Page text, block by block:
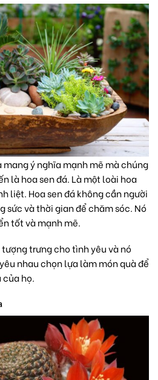
ý nghĩa mạnh mẽ mà chúng
là hoa sen đá. Là một loài hoa
liệt. Hoa sen đá không cần người
sức và thời gian để chăm sóc. Nó
tốt và mạnh mẽ.
trưng cho tình yêu và nó
nhau chọn lựa làm món quà để
họ.